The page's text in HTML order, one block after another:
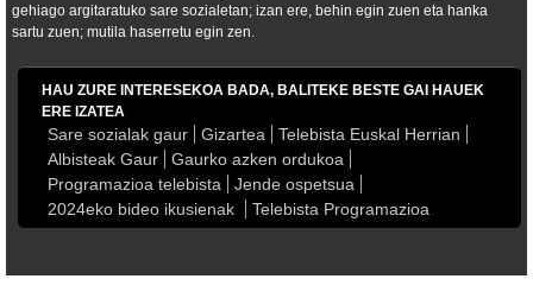
gehiago argitaratuko sare sozialetan; izan ere, behin egin zuen eta hanka
sartu zuen; mutila haserretu egin zen.
HAU ZURE INTERESEKOA BADA, BALITEKE BESTE GAI HAUEK
ERE IZATEA
Sare sozialak gaur Gizartea
Telebista Euskal Herrian
Albisteak Gaur
Gaurko azken ordukoa
Programazioa telebista
Jende ospetsua
2024eko bideo ikusienak
Telebista Programazioa